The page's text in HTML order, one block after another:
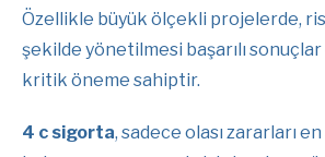
Özellikle büyük ölçekli projelerde,
şekilde yönetilmesi başarılı
kritik öneme sahiptir.
4 c sigorta, sadece olası zararları